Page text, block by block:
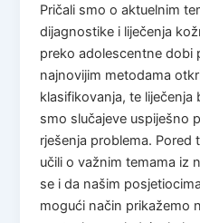
Pričali smo o aktuelnim
dijagnostike i liječenja
preko adolescentne dobi
najnovijim metodama
klasifikovanja, te liječenja
smo slučajeve uspiješno
rješenja problema.
učili o važnim temama iz
se i da našim
mogući način prikažemo